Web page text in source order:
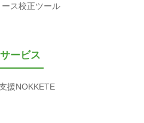
ス校正ツール
ービス
援NOKKETE